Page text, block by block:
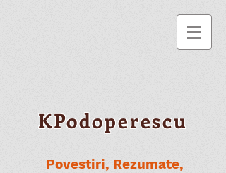
KPodoperescu
Povestiri, Rezumate,